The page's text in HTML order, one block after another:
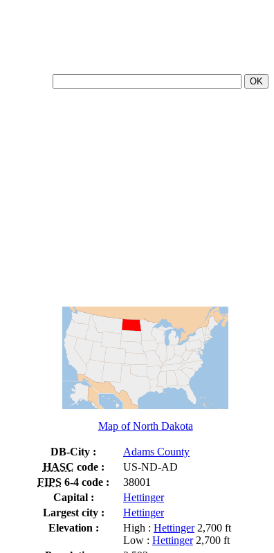
Map of North Dakota
DB-City :
Adams County
HASC code :
US-ND-AD
FIPS 6-4 code :
38001
Capital :
Hettinger
Largest city :
Hettinger
Elevation :
High : Hettinger2,700 ft
Low : Hettinger2,700 ft